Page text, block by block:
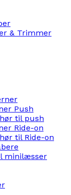
& Trimmer
Push
til push
Ride-on
til Ride-on
minilæsser